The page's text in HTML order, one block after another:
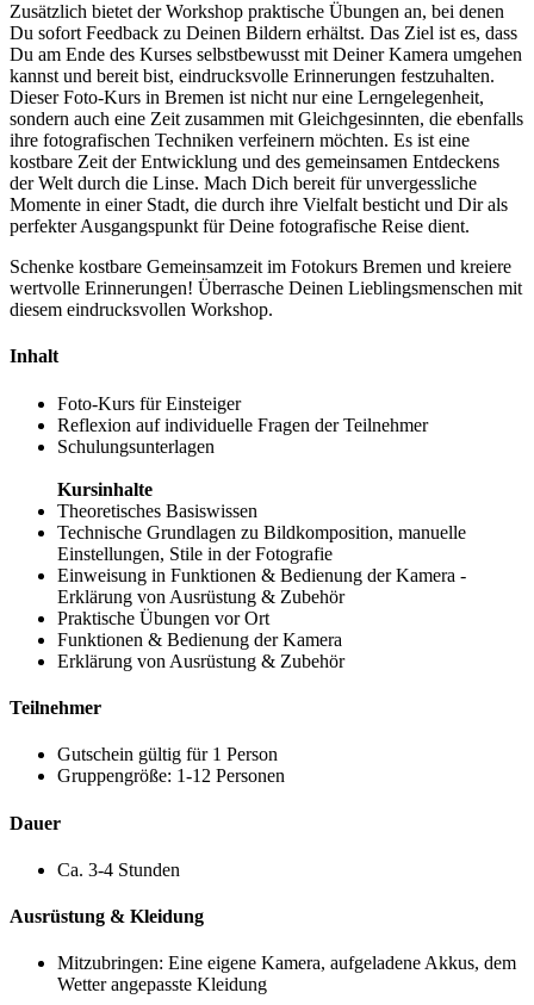
Zusätzlich bietet der Workshop praktische Übungen an, bei denen
Du sofort Feedback zu Deinen Bildern erhältst. Das Ziel ist es, dass
Du am Ende des Kurses selbstbewusst mit Deiner Kamera umgehen
kannst und bereit bist, eindrucksvolle Erinnerungen festzuhalten.
Dieser Foto-Kurs in Bremen ist nicht nur eine Lerngelegenheit,
sondern auch eine Zeit zusammen mit Gleichgesinnten, die ebenfalls
ihre fotografischen Techniken verfeinern möchten. Es ist eine
kostbare Zeit der Entwicklung und des gemeinsamen Entdeckens
der Welt durch die Linse. Mach Dich bereit für unvergessliche
Momente in einer Stadt, die durch ihre Vielfalt besticht und Dir als
perfekter Ausgangspunkt für Deine fotografische Reise dient.
Schenke kostbare Gemeinsamzeit im Fotokurs Bremen und kreiere
wertvolle Erinnerungen! Überrasche Deinen Lieblingsmenschen mit
diesem eindrucksvollen Workshop.
Inhalt
Foto-Kurs für Einsteiger
Reflexion auf individuelle Fragen der Teilnehmer
Schulungsunterlagen
Kursinhalte
Theoretisches Basiswissen
Technische Grundlagen zu Bildkomposition, manuelle
Einstellungen, Stile in der Fotografie
Einweisung in Funktionen & Bedienung der Kamera -
Erklärung von Ausrüstung & Zubehör
Praktische Übungen vor Ort
Funktionen & Bedienung der Kamera
Erklärung von Ausrüstung & Zubehör
Teilnehmer
Gutschein gültig für 1 Person
Gruppengröße: 1-12 Personen
Dauer
Ca. 3-4 Stunden
Ausrüstung & Kleidung
Mitzubringen: Eine eigene Kamera, aufgeladene Akkus, dem
Wetter angepasste Kleidung